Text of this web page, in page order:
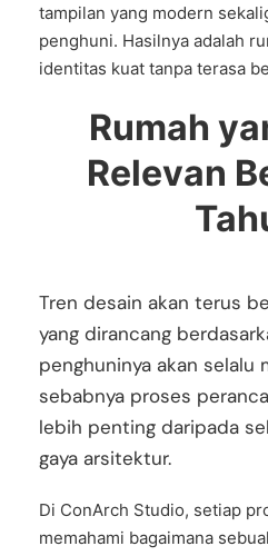
tampilan yang modern
penghuni. Hasilnya adalah
identitas kuat tanpa terasa
Rumah
Relevan
Tren desain akan terus
yang dirancang
penghuninya akan selalu
sebabnya proses
lebih penting daripada
gaya arsitektur.
Di ConArch Studio, setiap
memahami bagaimana